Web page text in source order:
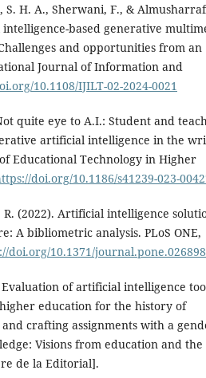
S. H. A., Sherwani, F., &
intelligence-based generative
and opportunities from an
Journal of Information and
10.1108/IJILT-02-2024-0021
quite eye to A.I.: Student and
artificial intelligence in the
Educational Technology in Higher
doi.org/10.1186/s41239-023-
R. (2022). Artificial intelligence
A bibliometric analysis. PLoS ONE,
doi.org/10.1371/
of artificial intelligence
education for the history of
crafting assignments with a
Visions from education and the
de la Editorial].